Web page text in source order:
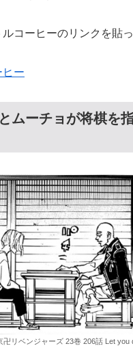
ルコーヒーのリンクを貼
ヒー
ムーチョが将棋を
卍リベンジャーズ 23巻 206話 Let you